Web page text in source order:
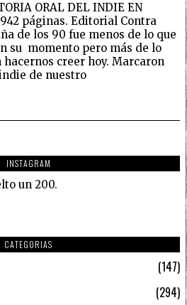
ORAL DEL INDIE EN
942 páginas. Editorial Contra
de los 90 fue menos de lo que
su momento pero más de lo
creer hoy. Marcaron
de nuestro
INSTAGRAM
un 200.
CATEGORIAS
147
294